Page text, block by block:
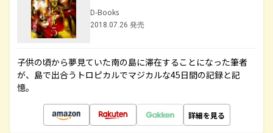
D-Books
2018.07.26 発売
子供の頃から夢見ていた南の島に滞在することになった筆者
が、島で出合うトロピカルでマジカルな45日間の記録と記
憶。
詳細を見る